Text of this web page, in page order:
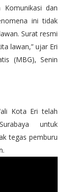
Komunikasi dan
ini tidak
Surat resmi
lawan,” ujar Eri
(MBG), Senin
Kota Eri telah
untuk
tegas pemburu